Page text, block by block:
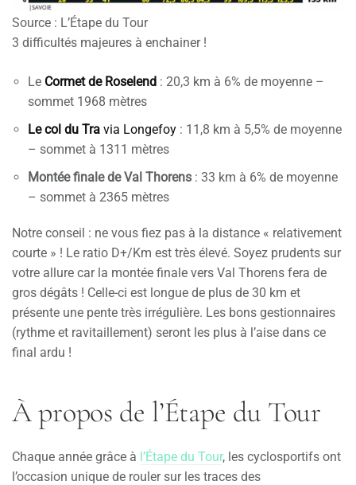
Source : L’Étape du Tour
3 difficultés majeures à enchainer !
Le Cormet de Roselend : 20,3 km à 6% de moyenne –
sommet 1968 mètres
Le col du Tra via Longefoy : 11,8 km à 5,5% de moyenne
– sommet à 1311 mètres
Montée finale de Val Thorens : 33 km à 6% de moyenne
– sommet à 2365 mètres
Notre conseil : ne vous fiez pas à la distance « relativement
courte » ! Le ratio D+/Km est très élevé. Soyez prudents sur
votre allure car la montée finale vers Val Thorens fera de
gros dégâts ! Celle-ci est longue de plus de 30 km et
présente une pente très irrégulière. Les bons gestionnaires
(rythme et ravitaillement) seront les plus à l’aise dans ce
final ardu !
À propos de l’Étape du Tour
Chaque année grâce à l’Étape du Tour, les cyclosportifs ont
l’occasion unique de rouler sur les traces des